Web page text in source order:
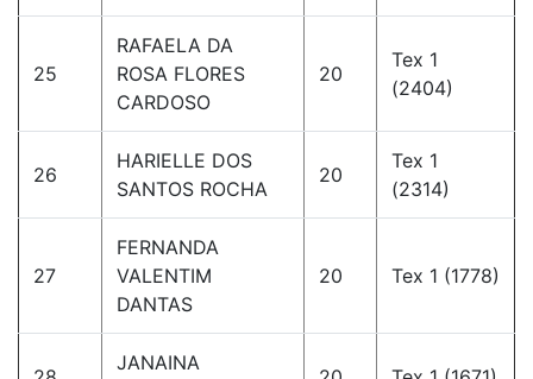
25
RAFAELA DA
ROSA FLORES
CARDOSO
20
Tex 1
(2404)
26
HARIELLE DOS
SANTOS ROCHA
20
Tex 1
(2314)
27
FERNANDA
VALENTIM
DANTAS
20 Tex 1 (1778)
JANAINA